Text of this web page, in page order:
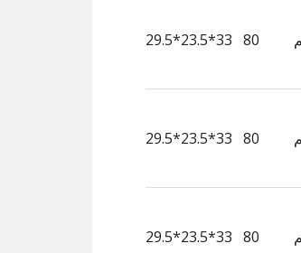
80
33*23.5*29.5
80
33*23.5*29.5
80
33*23.5*29.5